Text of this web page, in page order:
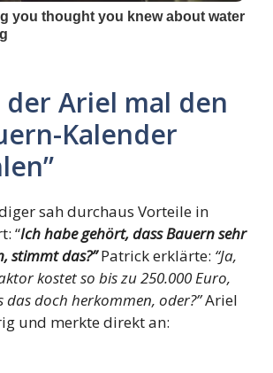
der Ariel mal den
Kalender
sah durchaus Vorteile in
“Ich habe gehört, dass Bauern sehr
stimmt das?”Patrick erklärte: “Ja,
kostet so bis zu 250.000 Euro,
das doch herkommen, oder?”Ariel
und merkte direkt an: